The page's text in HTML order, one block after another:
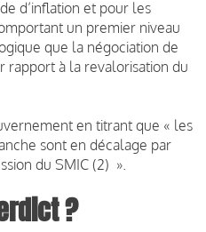
d’inflation et pour les
un premier niveau
que la négociation de
rapport à la revalorisation du
en titrant que « les
sont en décalage par
du SMIC (2) ».
?